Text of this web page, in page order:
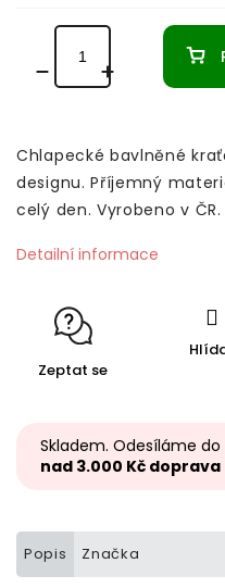
Chlapecké bavlněné
designu. Příjemný
celý den. Vyrobeno v ČR.
Detailní informace
Zeptat se
Skladem. Odesíláme
nad 3.000 Kč
Popis Značka